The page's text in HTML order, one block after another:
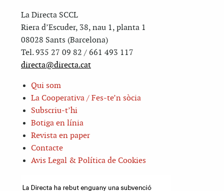
La Directa SCCL
Riera d’Escuder, 38, nau 1, planta 1
08028 Sants (Barcelona)
Tel. 935 27 09 82 / 661 493 117
directa@directa.cat
Qui som
La Cooperativa / Fes-te’n sòcia
Subscriu-t’hi
Botiga en línia
Revista en paper
Contacte
Avis Legal & Política de Cookies